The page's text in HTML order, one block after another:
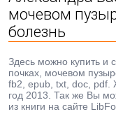
мочевом
болезнь
Здесь можно купить и
почках, мочевом
fb2, epub, txt, doc, pdf.
год 2013. Так же Вы
из книги на сайте